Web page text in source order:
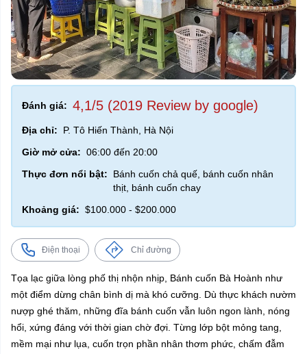
Đánh giá: 4,1/5 (2019 Review by google)
Địa chỉ:
P. Tô Hiến Thành, Hà Nội
Giờ mở cửa: 06:00 đến 20:00
Thực đơn nổi bật:
Bánh cuốn chả quế, bánh cuốn nhân
thịt, bánh cuốn chay
Khoảng giá: $100.000 - $200.000
Điện thoại Chỉ đường
Tọa lạc giữa lòng phố thị nhộn nhịp, Bánh cuốn Bà Hoành như
một điểm dừng chân bình dị mà khó cưỡng. Dù thực khách nườm
nượp ghé thăm, những đĩa bánh cuốn vẫn luôn ngon lành, nóng
hổi, xứng đáng với thời gian chờ đợi. Từng lớp bột mỏng tang,
mềm mại như lụa, cuốn trọn phần nhân thơm phức, chấm đẫm